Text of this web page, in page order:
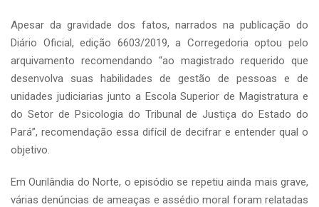
Apesar da gravidade dos fatos, narrados na publicação do
Diário Oficial, edição 6603/2019, a Corregedoria optou pelo
arquivamento recomendando “ao magistrado requerido que
desenvolva suas habilidades de gestão de pessoas e de
unidades judiciarias junto a Escola Superior de Magistratura e
do Setor de Psicologia do Tribunal de Justiça do Estado do
Pará”, recomendação essa difícil de decifrar e entender qual o
objetivo.
Em Ourilândia do Norte, o episódio se repetiu ainda mais grave,
várias denúncias de ameaças e assédio moral foram relatadas